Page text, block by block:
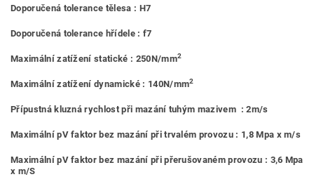
Doporučená tolerance tělesa : H7
Doporučená tolerance hřídele : f7
Maximální zatížení statické : 250N/mm2
Maximální zatížení dynamické : 140N/mm2
Přípustná kluzná rychlost při mazání tuhým mazivem : 2m/s
Maximální pV faktor bez mazání při trvalém provozu : 1,8 Mpa x m/s
Maximální pV faktor bez mazání při přerušovaném provozu : 3,6 Mpa
x m/S